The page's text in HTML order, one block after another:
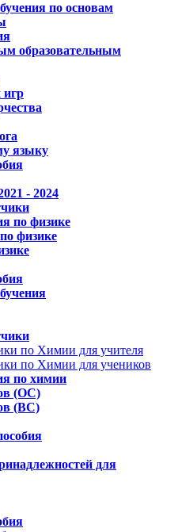
по основам
образовательным
игр
языку
- 2024
по физике
физике
по Химии для учителя
по Химии для учеников
по химии
(ОС)
(ВС)
для